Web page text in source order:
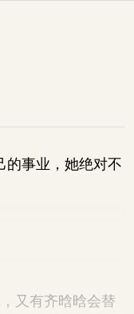
事业，她绝对不
又有齐晗晗会替